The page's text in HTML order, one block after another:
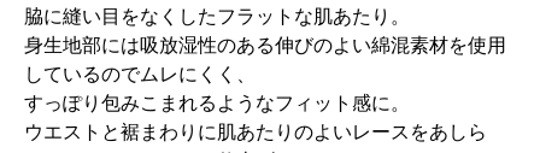
脇に縫い目をなくしたフラットな肌あたり。
身生地部には吸放湿性のある伸びのよい綿混素材を使用
しているのでムレにくく、
すっぽり包みこまれるようなフィット感に。
ウエストと裾まわりに肌あたりのよいレースをあしら